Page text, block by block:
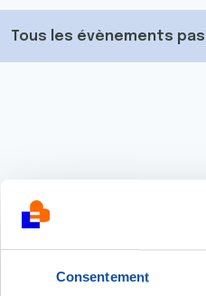
Consentement
Tous les évènements